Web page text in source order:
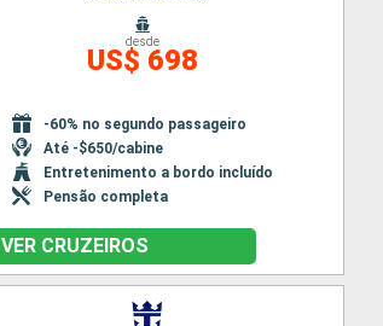
desde
US$ 698
-60% no segundo passageiro
Até -$650/cabine
Entretenimento a bordo incluído
Pensão completa
VER CRUZEIROS